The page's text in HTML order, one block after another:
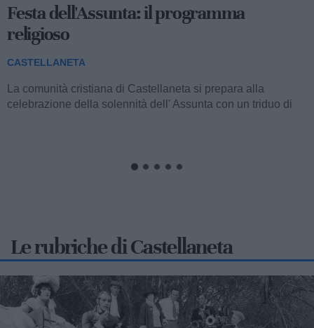
Centro storico in festa per san Domenico
tra celebrazioni religiose, sport e musica
popolare
CASTELLANETA
La comunità della parrocchia San Domenico di Castellaneta
Le rubriche di Castellaneta